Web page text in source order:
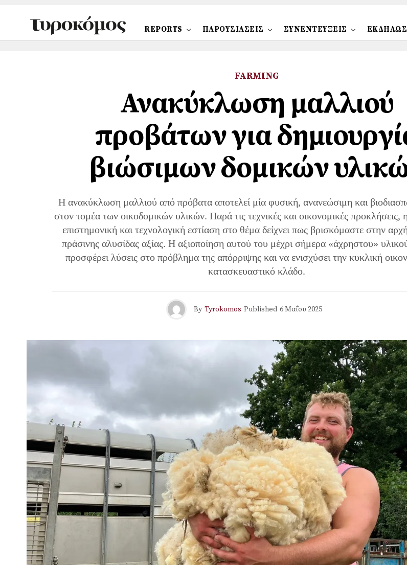
REPORTS ΠΑΡΟΥΣΙΑΣΕΙΣ ΣΥΝΕΝΤΕΥΞΕΙΣ
FARMING
Ανακύκλωση μαλλιού
προβάτων για
βιώσιμων δομικών
Η ανακύκλωση μαλλιού από πρόβατα αποτελεί μία φυσική, ανανεώσιμη και
στον τομέα των οικοδομικών υλικών. Παρά τις τεχνικές και οικονομικές προκλήσεις,
επιστημονική και τεχνολογική εστίαση στο θέμα δείχνει πως βρισκόμαστε στην
πράσινης αλυσίδας αξίας. Η αξιοποίηση αυτού του μέχρι σήμερα «άχρηστου»
προσφέρει λύσεις στο πρόβλημα της απόρριψης και να ενισχύσει την κυκλική
κατασκευαστικό κλάδο.
By Tyrokomos Published 6 Μαΐου 2025